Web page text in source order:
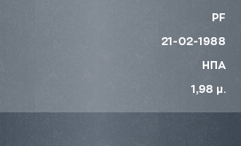
PF
21-02-1988
ΗΠΑ
1,98 μ.